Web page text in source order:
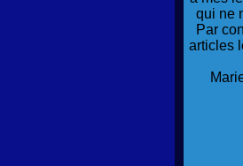
qui ne
Par
articles